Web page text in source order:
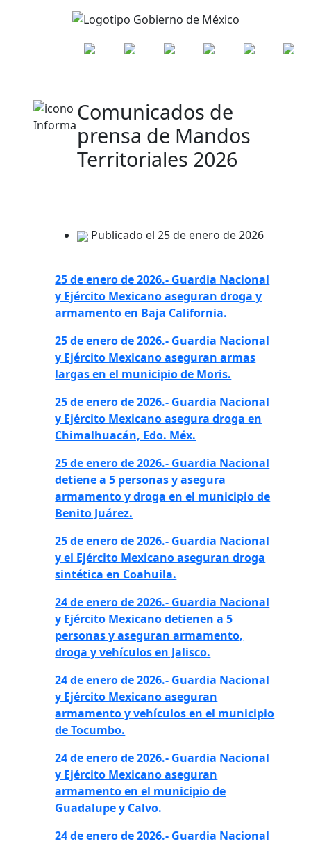
Comunicados de
prensa de Mandos
Territoriales 2026
Publicado el 25 de enero de 2026
25 de enero de 2026.- Guardia Nacional
y Ejército Mexicano aseguran droga y
armamento en Baja California.
25 de enero de 2026.- Guardia Nacional
y Ejército Mexicano aseguran armas
largas en el municipio de Moris.
25 de enero de 2026.- Guardia Nacional
y Ejército Mexicano asegura droga en
Chimalhuacán, Edo. Méx.
25 de enero de 2026.- Guardia Nacional
detiene a 5 personas y asegura
armamento y droga en el municipio de
Benito Juárez.
25 de enero de 2026.- Guardia Nacional
y el Ejército Mexicano aseguran droga
sintética en Coahuila.
24 de enero de 2026.- Guardia Nacional
y Ejército Mexicano detienen a 5
personas y aseguran armamento,
droga y vehículos en Jalisco.
24 de enero de 2026.- Guardia Nacional
y Ejército Mexicano aseguran
armamento y vehículos en el municipio
de Tocumbo.
24 de enero de 2026.- Guardia Nacional
y Ejército Mexicano aseguran
armamento en el municipio de
Guadalupe y Calvo.
24 de enero de 2026.- Guardia Nacional